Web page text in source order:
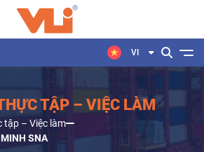
VI
TẬP – VIỆC LÀM
tập – Việc làm
SNA